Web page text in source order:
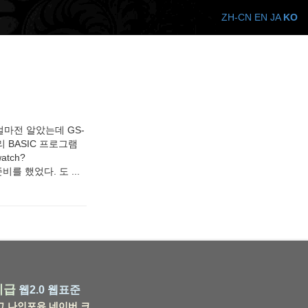
전 알았는데 GS-
BASIC 프로그램
를 했었다. 도 ...
급 웹2.0 웹표준
나인포유 네이버 크
ZH-CN EN JA KO